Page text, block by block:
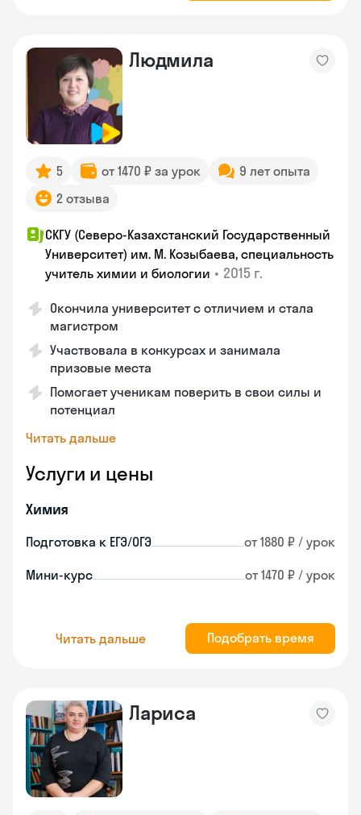
Людмила
5 от 1470 ₽ за урок
9 лет опыта
2 отзыва
СКГУ (Северо-Казахстанский Государственный
Университет) им. М. Козыбаева, специальность
учитель химии и биологии • 2015 г.
Окончила университет с отличием и стала
магистром
Участвовала в конкурсах и занимала
призовые места
Помогает ученикам поверить в свои силы и
потенциал
Читать дальше
Услуги и цены
Химия
Подготовка к ЕГЭ/ОГЭ от 1880 ₽ / урок
Мини-курс от 1470 ₽ / урок
Читать дальше Подобрать время
Лариса